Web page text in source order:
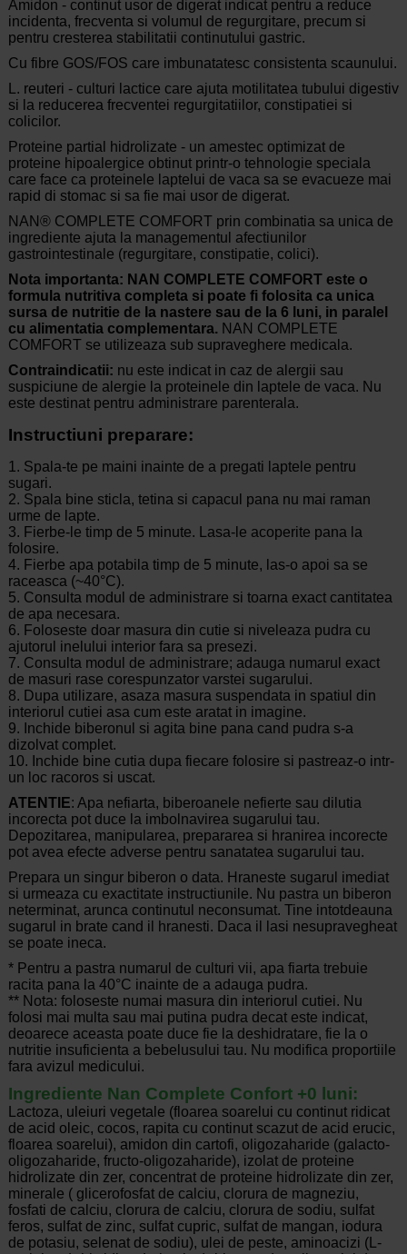
Amidon - continut usor de digerat indicat pentru a reduce
incidenta, frecventa si volumul de regurgitare, precum si
pentru cresterea stabilitatii continutului gastric.
Cu fibre GOS/FOS care imbunatatesc consistenta scaunului.
L. reuteri - culturi lactice care ajuta motilitatea tubului digestiv
si la reducerea frecventei regurgitatiilor, constipatiei si
colicilor.
Proteine partial hidrolizate - un amestec optimizat de
proteine hipoalergice obtinut printr-o tehnologie speciala
care face ca proteinele laptelui de vaca sa se evacueze mai
rapid di stomac si sa fie mai usor de digerat.
NAN® COMPLETE COMFORT prin combinatia sa unica de
ingrediente ajuta la managementul afectiunilor
gastrointestinale (regurgitare, constipatie, colici).
Nota importanta: NAN COMPLETE COMFORT este o
formula nutritiva completa si poate fi folosita ca unica
sursa de nutritie de la nastere sau de la 6 luni, in paralel
cu alimentatia complementara. NAN COMPLETE
COMFORT se utilizeaza sub supraveghere medicala.
Contraindicatii: nu este indicat in caz de alergii sau
suspiciune de alergie la proteinele din laptele de vaca. Nu
este destinat pentru administrare parenterala.
Instructiuni preparare:
1. Spala-te pe maini inainte de a pregati laptele pentru
sugari.
2. Spala bine sticla, tetina si capacul pana nu mai raman
urme de lapte.
3. Fierbe-le timp de 5 minute. Lasa-le acoperite pana la
folosire.
4. Fierbe apa potabila timp de 5 minute, las-o apoi sa se
raceasca (~40°C).
5. Consulta modul de administrare si toarna exact cantitatea
de apa necesara.
6. Foloseste doar masura din cutie si niveleaza pudra cu
ajutorul inelului interior fara sa presezi.
7. Consulta modul de administrare; adauga numarul exact
de masuri rase corespunzator varstei sugarului.
8. Dupa utilizare, asaza masura suspendata in spatiul din
interiorul cutiei asa cum este aratat in imagine.
9. Inchide biberonul si agita bine pana cand pudra s-a
dizolvat complet.
10. Inchide bine cutia dupa fiecare folosire si pastreaz-o intr-
un loc racoros si uscat.
ATENTIE: Apa nefiarta, biberoanele nefierte sau dilutia
incorecta pot duce la imbolnavirea sugarului tau.
Depozitarea, manipularea, prepararea si hranirea incorecte
pot avea efecte adverse pentru sanatatea sugarului tau.
Prepara un singur biberon o data. Hraneste sugarul imediat
si urmeaza cu exactitate instructiunile. Nu pastra un biberon
neterminat, arunca continutul neconsumat. Tine intotdeauna
sugarul in brate cand il hranesti. Daca il lasi nesupravegheat
se poate ineca.
* Pentru a pastra numarul de culturi vii, apa fiarta trebuie
racita pana la 40°C inainte de a adauga pudra.
** Nota: foloseste numai masura din interiorul cutiei. Nu
folosi mai multa sau mai putina pudra decat este indicat,
deoarece aceasta poate duce fie la deshidratare, fie la o
nutritie insuficienta a bebelusului tau. Nu modifica proportiile
fara avizul medicului.
Ingrediente Nan Complete Confort +0 luni:
Lactoza, uleiuri vegetale (floarea soarelui cu continut ridicat
de acid oleic, cocos, rapita cu continut scazut de acid erucic,
floarea soarelui), amidon din cartofi, oligozaharide (galacto-
oligozaharide, fructo-oligozaharide), izolat de proteine
hidrolizate din zer, concentrat de proteine hidrolizate din zer,
minerale ( glicerofosfat de calciu, clorura de magneziu,
fosfati de calciu, clorura de calciu, clorura de sodiu, sulfat
feros, sulfat de zinc, sulfat cupric, sulfat de mangan, iodura
de potasiu, selenat de sodiu), ulei de peste, aminoacizi (L-